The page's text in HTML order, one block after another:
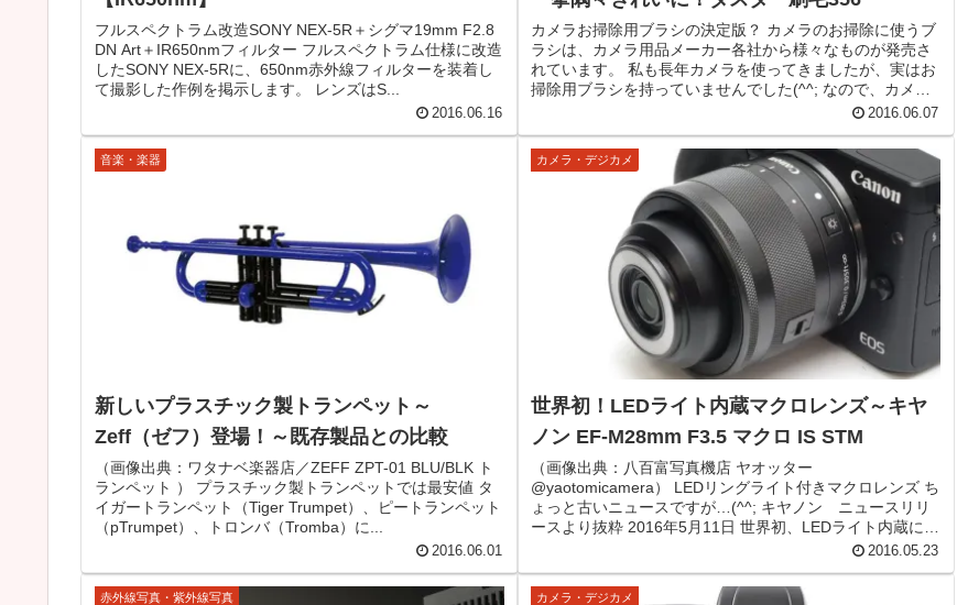
フルスペクトラム改造SONY NEX-5R＋シグマ19mm F2.8
DN Art＋IR650nmフィルター フルスペクトラム仕様に改造
したSONY NEX-5Rに、650nm赤外線フィルターを装着し
て撮影した作例を掲示します。 レンズはS...
2016.06.16
カメラお掃除用ブラシの決定版？ カメラのお掃除に使うブ
ラシは、カメラ用品メーカー各社から様々なものが発売さ
れています。 私も長年カメラを使ってきましたが、実はお
掃除用ブラシを持っていませんでした(^^; なので、カメラ
2016.06.07
音楽・楽器
新しいプラスチック製トランペット～
Zeff（ゼフ）登場！～既存製品との比較
（画像出典：ワタナベ楽器店／ZEFF ZPT-01 BLU/BLK ト
ランペット ） プラスチック製トランペットでは最安値 タ
イガートランペット（Tiger Trumpet）、ピートランペット
（pTrumpet）、トロンバ（Tromba）に...
2016.06.01
カメラ・デジカメ
世界初！LEDライト内蔵マクロレンズ～キヤ
ノン EF-M28mm F3.5 マクロ IS STM
（画像出典：八百富写真機店 ヤオッター
@yaotomicamera） LEDリングライト付きマクロレンズ ち
ょっと古いニュースですが…(^^; キヤノン ニュースリリ
ースより抜粋 2016年5月11日 世界初、LEDライト内蔵によ
2016.05.23
赤外線写真・紫外線写真 カメラ・デジカメ